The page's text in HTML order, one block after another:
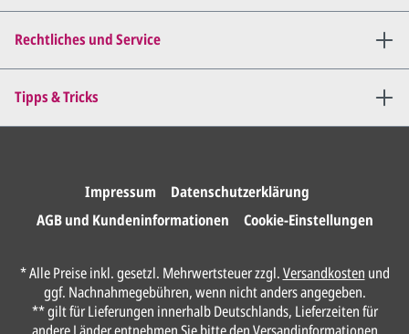
Vorname*
Dies wiederholen wir so lange,
bis
Rechtliches und Service
Tipps & Tricks
Impressum
Datenschutzerklärung
AGB und Kundeninformationen
Cookie-Einstellungen
* Alle Preise inkl. gesetzl. Mehrwertsteuer zzgl.Versandkosten und
ggf. Nachnahmegebühren, wenn nicht anders angegeben.
** gilt für Lieferungen innerhalb Deutschlands, Lieferzeiten für